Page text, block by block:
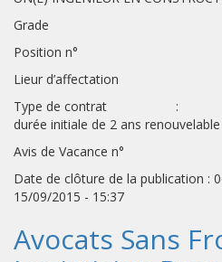
Grade :
Position n°
Lieur
Type de contrat :
durée initiale de 2 ans renouvelable
Avis de Vacance n° :
Date de clôture de la publication :
15/09/2015 - 15:37
Avocats Sans